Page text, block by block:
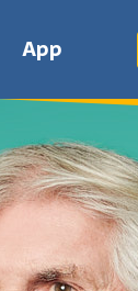
App